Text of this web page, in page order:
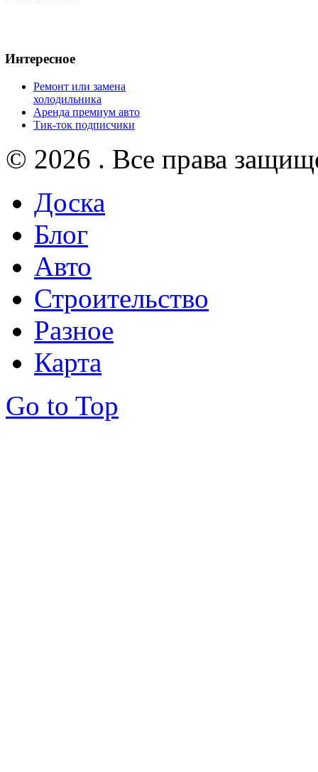
Интересное
Ремонт или замена
холодильника
Аренда премиум авто
Тик-ток подписчики
© 2026 . Все права
Доска
Блог
Авто
Строительство
Разное
Карта
Go to Top